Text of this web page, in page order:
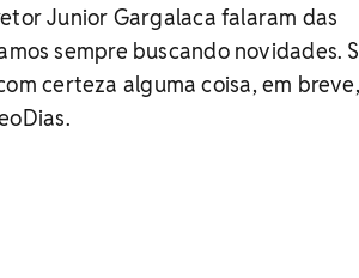
Junior Gargalaca falaram das
sempre buscando novidades.
certeza alguma coisa, em